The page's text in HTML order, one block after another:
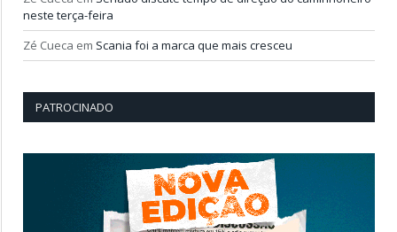
neste terça-feira
Zé Cueca em Scania foi a marca que mais cresceu
PATROCINADO